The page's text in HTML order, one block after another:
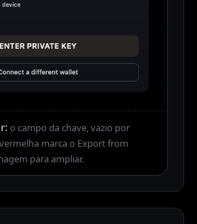
o campo da chave, vazio por
marca o Export from